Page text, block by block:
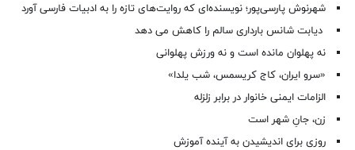
شهرنوش پارسی‌پور؛ نویسنده‌ای که روایت‌های تازه را به ادبیات فارسی آورد
دیابت شانس بارداری سالم را کاهش می دهد
نه پهلوان مانده است و نه ورزش پهلوانی
«سرو ایران، کاج کریسمس، شب یلدا»
الزامات ایمنی خانوار در برابر زلزله
زن، جانِ شهر است
روزی برای اندیشیدن به آینده آموزش